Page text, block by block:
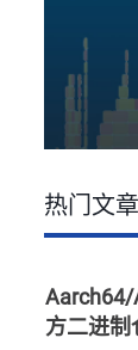
热门文章
Aarch64/
方二进制